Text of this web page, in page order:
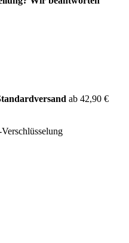
ab 42,90 €